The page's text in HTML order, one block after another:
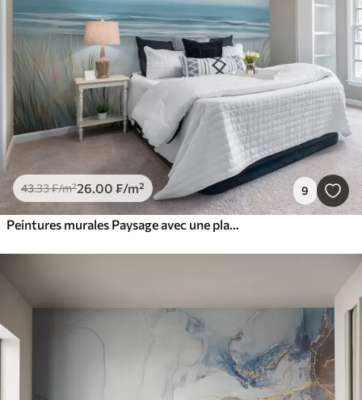
43.33₣/m²26.00 ₣/m² 9
Peintures murales Paysage avec une plage sauvage dans le style de la peinture à l'huile